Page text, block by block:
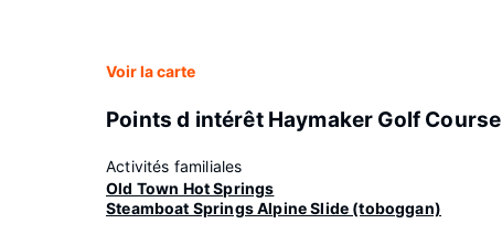
Voir la carte
Points d intérêt Haymaker Golf Course
Activités familiales
Old Town Hot Springs
Steamboat Springs Alpine Slide (toboggan)